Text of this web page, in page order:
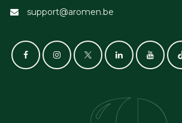
support@aromen.be